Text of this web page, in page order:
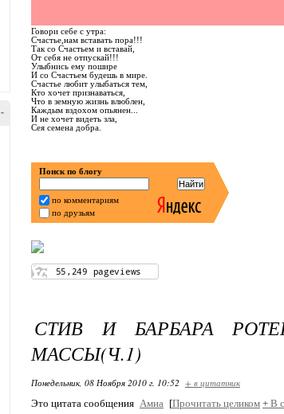
-
Говори себе с утра:
Счастье,нам вставать пора!!!
Так со Счастьем и вставай,
От себя не отпускай!!!
Улыбнись ему пошире
И со Счастьем будешь в мире.
Счастье любит улыбаться тем,
Кто хочет признаваться,
Что в земную жизнь влюблен,
Каждым вздохом опьянен...
И не хочет видеть зла,
Сея семена добра.
Поиск по блогу
по комментариям
по друзьям
СТИВ И БАРБАРА
МАССЫ(Ч.1)
Понедельник, 08 Ноября 2010 г. 10:52 + в цитатник
Это цитата сообщения Амиа [Прочитать целиком + В